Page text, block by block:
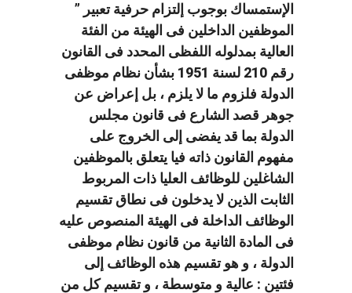
الإستمساك بوجوب إلتزام حرفية تعبير ”
الموظفين الداخلين فى الهيئة من الفئة
العالية بمدلوله اللفظى المحدد فى القانون
رقم 210 لسنة 1951 بشأن نظام موظفى
الدولة فلزوم ما لا يلزم ، بل إعراض عن
جوهر قصد الشارع فى قانون مجلس
الدولة بما قد يفضى إلى الخروج على
مفهوم القانون ذاته فيا يتعلق بالموظفين
الشاغلين للوظائف العليا ذات المربوط
الثابت الذين لا يدخلون فى نطاق تقسيم
الوظائف الداخلة فى الهيئة المنصوص عليه
فى المادة الثانية من قانون نظام موظفى
الدولة ، و هو تقسيم هذه الوظائف إلى
فئتين : عالية و متوسطة ، و تقسيم كل من